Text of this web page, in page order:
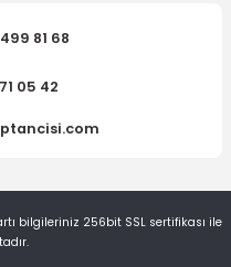
Transit V347
81 68
05 42
bilgileriniz 256bit SSL sertifikası ile